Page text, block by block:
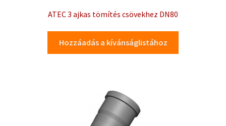
ATEC 3 ajkas tömítés csövekhez DN80
Hozzáadás a kívánságlistához